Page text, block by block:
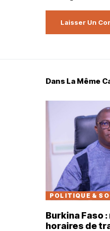
Dans La Même
POLITIQUE &
Burkina Faso
horaires de